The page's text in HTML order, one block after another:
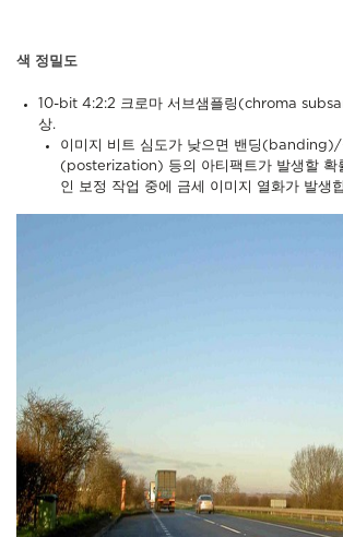
색 정밀도
10-bit 4:2:2 크로마 서브샘플링(chroma
상.
이미지 비트 심도가 낮으면 밴딩(banding)/
(posterization) 등의 아티팩트가 발생할 확
인 보정 작업 중에 금세 이미지 열화가 발생